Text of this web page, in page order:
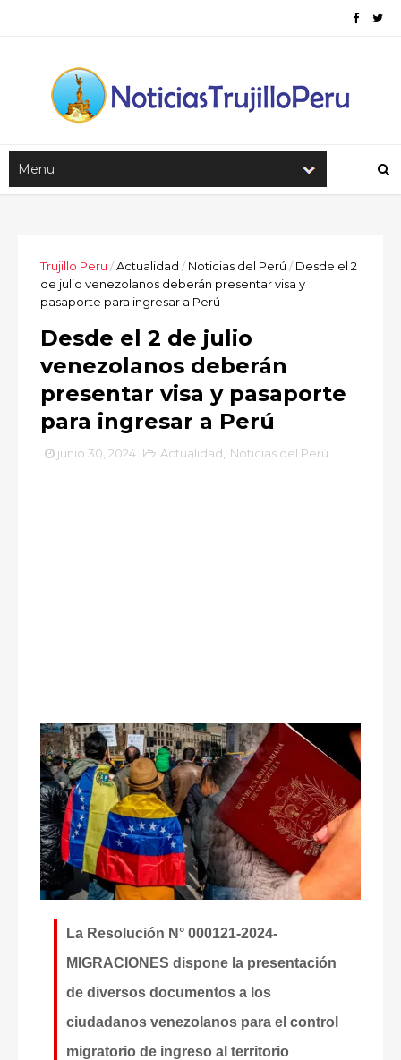
Trujillo Peru /Actualidad / Noticias del Perú / Desde el 2
de julio venezolanos deberán presentar visa y
pasaporte para ingresar a Perú
Desde el 2 de julio
venezolanos deberán
presentar visa y pasaporte
para ingresar a Perú
junio 30, 2024 Actualidad Noticias del Perú
La Resolución N° 000121-2024-
MIGRACIONES dispone la presentación
de diversos documentos a los
ciudadanos venezolanos para el control
migratorio de ingreso al territorio